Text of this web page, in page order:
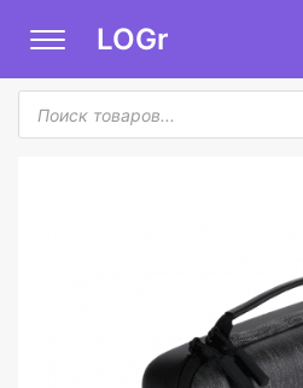
LOGr
Поиск
товаров